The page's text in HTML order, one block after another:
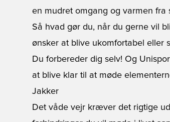
en mudret omgang og varmen fra
Så hvad gør du, når du gerne vil
ønsker at blive ukomfortabel eller
Du forbereder dig selv! Og
at blive klar til at møde
Jakker
Det våde vejr kræver det rigtige